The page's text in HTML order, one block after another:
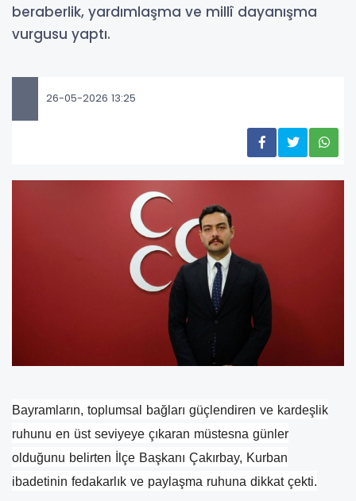
beraberlik, yardımlaşma ve millî dayanışma
vurgusu yaptı.
26-05-2026 13:25
Bayramların, toplumsal bağları güçlendiren ve kardeşlik
ruhunu en üst seviyeye çıkaran müstesna günler
olduğunu belirten İlçe Başkanı Çakırbay, Kurban
ibadetinin fedakarlık ve paylaşma ruhuna dikkat çekti.